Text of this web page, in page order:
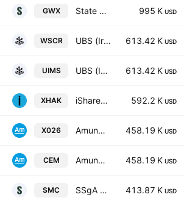
GWX State Street SPDR S&P International Small Cap ETF 995 K USD
WSCR UBS (Irl) ETF plc - UBS MSCI World Small Cap Socially Responsible UCITS ETF USD 613.42 K USD
UIMS UBS (Irl) ETF plc - UBS MSCI World Small Cap Socially Responsible UCITS ETF Accum USD 613.42 K USD
XHAK iShares Cybersecurity and Tech Index ETF Trust Units 592.2 K USD
X026 Amundi MSCI Europe Small Cap ESG Broad Transition UCITS ETF Dist 458.19 K USD
CEM Amundi MSCI Europe Small Cap ESG Broad Transition UCITS ETF EUR C 458.19 K USD
SMC SSgA SPDR ETFs EUROPE II PLC - State Street SPDR MSCI Europe Small Cap UCITS ETF 413.87 K USD